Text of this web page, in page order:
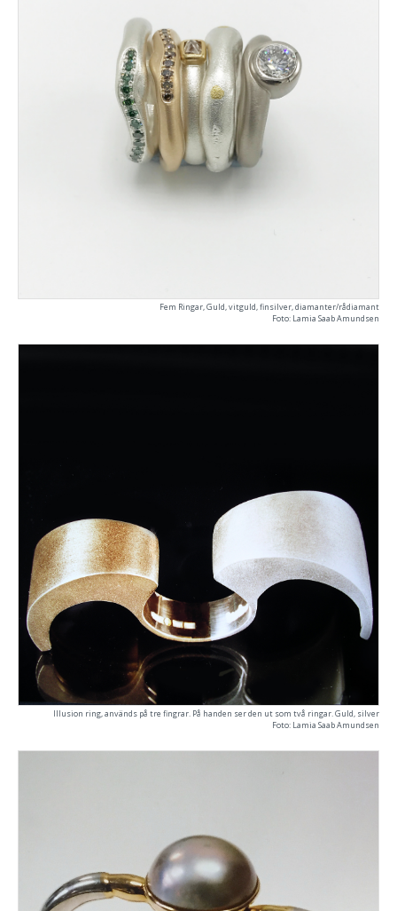
Fem Ringar, Guld, vitguld, finsilver, diamanter/rådiamant
Foto: Lamia Saab Amundsen
Illusion ring, används på tre fingrar. På handen ser den ut som två ringar. Guld, silver
Foto: Lamia Saab Amundsen